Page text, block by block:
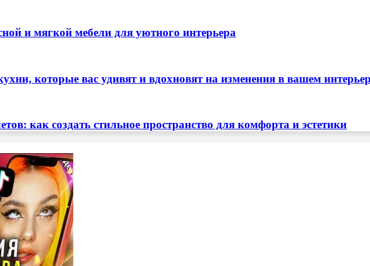
и мягкой мебели для уютного интерьера
которые вас удивят и вдохновят на изменения в вашем
как создать стильное пространство для комфорта и эстетики